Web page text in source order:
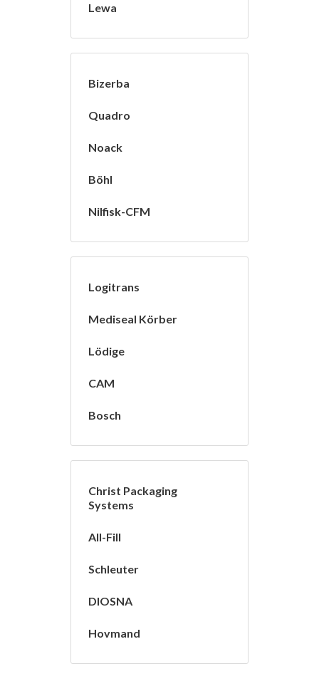
Lewa
Bizerba
Quadro
Noack
Böhl
Nilfisk-CFM
Logitrans
Mediseal Körber
Lödige
CAM
Bosch
Christ Packaging
Systems
All-Fill
Schleuter
DIOSNA
Hovmand